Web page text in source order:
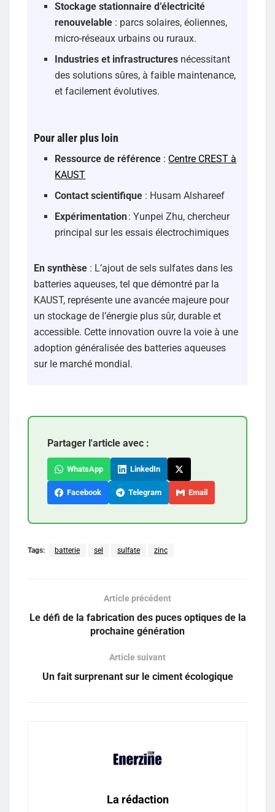
Stockage stationnaire d’électricité
renouvelable : parcs solaires, éoliennes,
micro-réseaux urbains ou ruraux.
Industries et infrastructures nécessitant
des solutions sûres, à faible maintenance,
et facilement évolutives.
Pour aller plus loin
Ressource de référence : Centre CREST à
KAUST
Contact scientifique : Husam Alshareef
Expérimentation: Yunpei Zhu, chercheur
principal sur les essais électrochimiques
En synthèse : L’ajout de sels sulfates dans les
batteries aqueuses, tel que démontré par la
KAUST, représente une avancée majeure pour
un stockage de l’énergie plus sûr, durable et
accessible. Cette innovation ouvre la voie à une
adoption généralisée des batteries aqueuses
sur le marché mondial.
Partager l'article avec :
WhatsApp LinkedIn
Facebook Telegram Email
Tags: batterie sel sulfate zinc
Article précédent
Le défi de la fabrication des puces optiques de la
prochaine génération
Article suivant
Un fait surprenant sur le ciment écologique
La rédaction